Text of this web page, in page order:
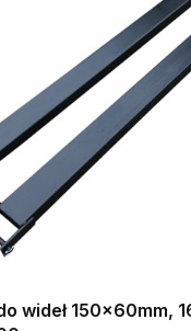
wideł 150x60mm,